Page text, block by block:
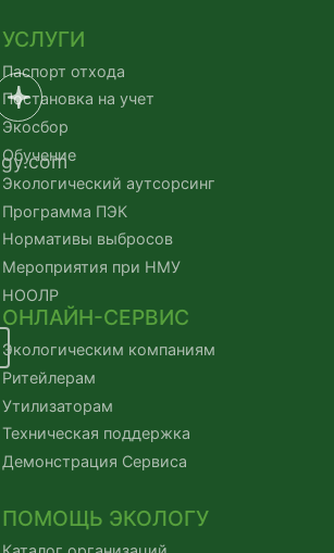
закона "О
в Кодекс
Федерации об
правонарушениях".
утверждается ряд важных
касаются и
О них мы и
этой статье.
УСЛУГИ
Паспорт отхода
Постановка на учет
Экосбор
Обучение
Экологический аутсорсинг
Программа ПЭК
Нормативы выбросов
Мероприятия при НМУ
НООЛР
ОНЛАЙН-СЕРВИС
Экологическим компаниям
Ритейлерам
Утилизаторам
Техническая поддержка
Демонстрация Сервиса
ПОМОЩЬ ЭКОЛОГУ